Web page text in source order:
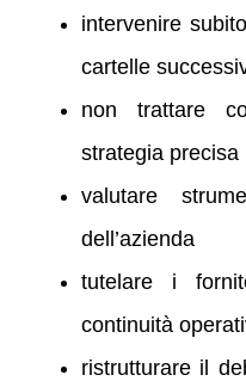
intervenire
cartelle
non trattare
strategia precisa
valutare
dell’azienda
tutelare i
continuità
ristrutturare il